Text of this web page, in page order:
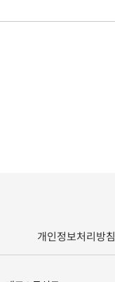
개인정보처리방침